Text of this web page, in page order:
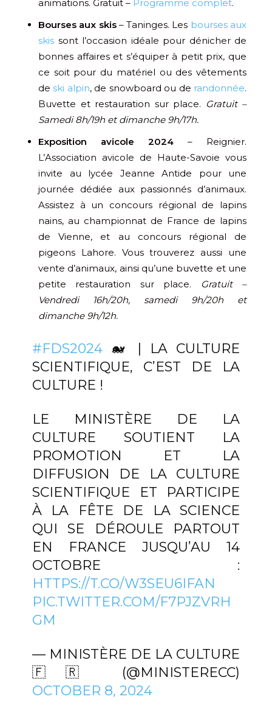
animations. Gratuit – Programme complet.
Bourses aux skis– Taninges. Les bourses aux
skis sont l’occasion idéale pour dénicher de
bonnes affaires et s’équiper à petit prix, que
ce soit pour du matériel ou des vêtements
deski alpin, de snowboard ou de randonnée.
Buvette et restauration sur place. Gratuit –
Samedi 8h/19h et dimanche 9h/17h.
Exposition avicole 2024 – Reignier.
L’Association avicole de Haute-Savoie vous
invite au lycée Jeanne Antide pour une
journée dédiée aux passionnés d’animaux.
Assistez à un concours régional de lapins
nains, au championnat de France de lapins
de Vienne, et au concours régional de
pigeons Lahore. Vous trouverez aussi une
vente d’animaux, ainsi qu’une buvette et une
petite restauration sur place.
Gratuit –
Vendredi 16h/20h, samedi 9h/20h et
dimanche 9h/12h.
#FDS2024🐋 | LA CULTURE
SCIENTIFIQUE, C’EST DE LA
CULTURE !
LE MINISTÈRE DE LA
CULTURE SOUTIENT LA
PROMOTION ET LA
DIFFUSION DE LA CULTURE
SCIENTIFIQUE ET PARTICIPE
À LA FÊTE DE LA SCIENCE
QUI SE DÉROULE PARTOUT
EN FRANCE JUSQU’AU 14
OCTOBRE :
HTTPS://T.CO/W3SEU6IFAN
PIC.TWITTER.COM/F7PJZVRH
GM
— MINISTÈRE DE LA CULTURE
🇫🇷 (@MINISTERECC)
OCTOBER 8, 2024